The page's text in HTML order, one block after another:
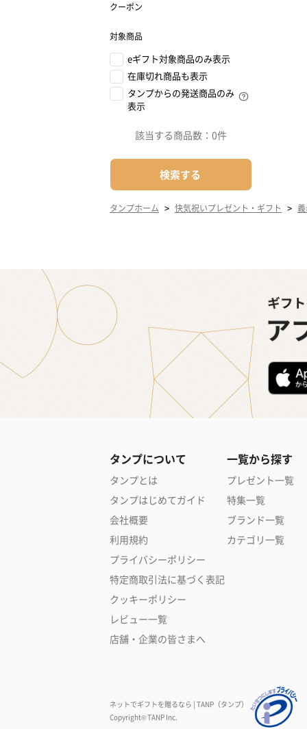
クーポン
対象商品
eギフト対象商品のみ表示
在庫切れ商品も表示
タンプからの発送商品のみ
表示
該当する商品数： 0件
検索する
タンプホーム > 快気祝いプレゼント・ギフト >
タンプについて
タンプとは
タンプはじめてガイド
会社概要
利用規約
プライバシーポリシー
特定商取引法に基づく表記
クッキーポリシー
レビュー一覧
店舗・企業の皆さまへ
一覧から探す
プレゼント一覧
特集一覧
ブランド一覧
カテゴリ一覧
ネットでギフトを贈るなら | TANP（タンプ）
Copyright© TANP Inc.